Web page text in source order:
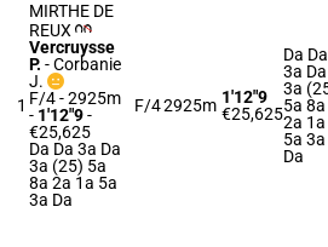
1
MIRTHE DE
REUX
Vercruysse
P. -Corbanie
J.
F/4 - 2925m
- 1'12"9-
€25,625
Da Da 3a Da
3a (25) 5a
8a 2a 1a 5a
3a Da
F/42925m 1'12"9
€25,625
Da Da
3a Da
3a
5a 8a
2a 1a
5a 3a
Da